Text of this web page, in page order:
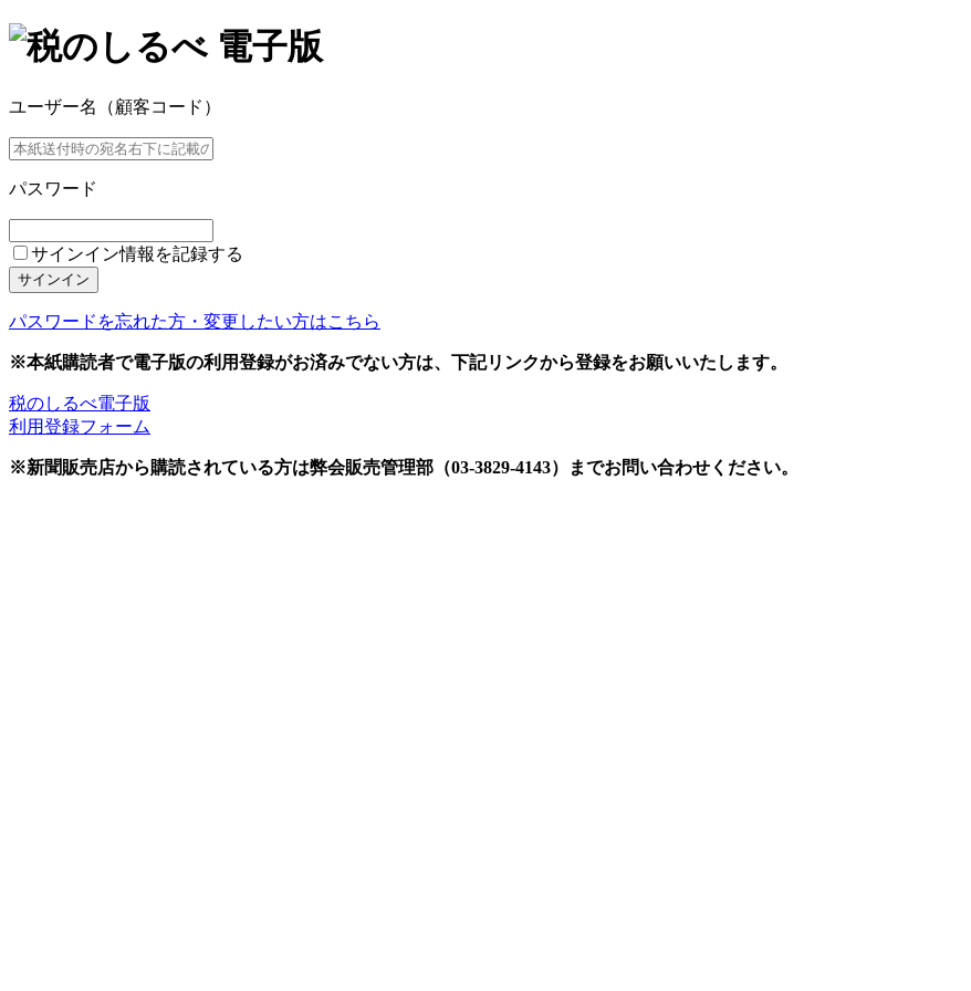
ユーザー名（顧客コード）
パスワード
サインイン情報を記録する
サインイン
パスワードを忘れた方・変更したい方はこちら
※本紙購読者で電子版の利用登録がお済みでない方は、下記リンクから登録をお願いいたします。
税のしるべ電子版
利用登録フォーム
※新聞販売店から購読されている方は弊会販売管理部（03-3829-4143）までお問い合わせください。